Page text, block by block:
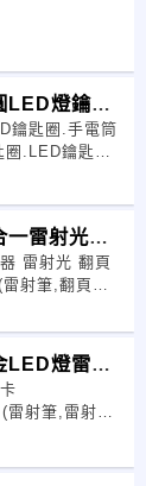
LED燈鑰匙
鑰匙圈.手電筒
.LED鑰匙圈
雷射光簡
雷射光 翻頁
射筆,翻頁器,
燈雷射
射筆,雷射卡,